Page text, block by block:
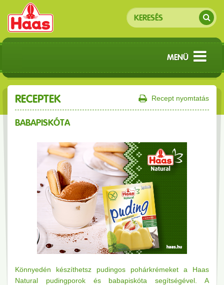
MENÜ
RECEPTEK Recept nyomtatás
BABAPISKÓTA
Könnyedén készíthetsz pudingos pohárkrémeket a Haas
Natural pudingporok és babapiskóta segítségével. A